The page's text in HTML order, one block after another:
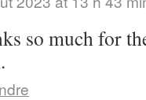
so much for